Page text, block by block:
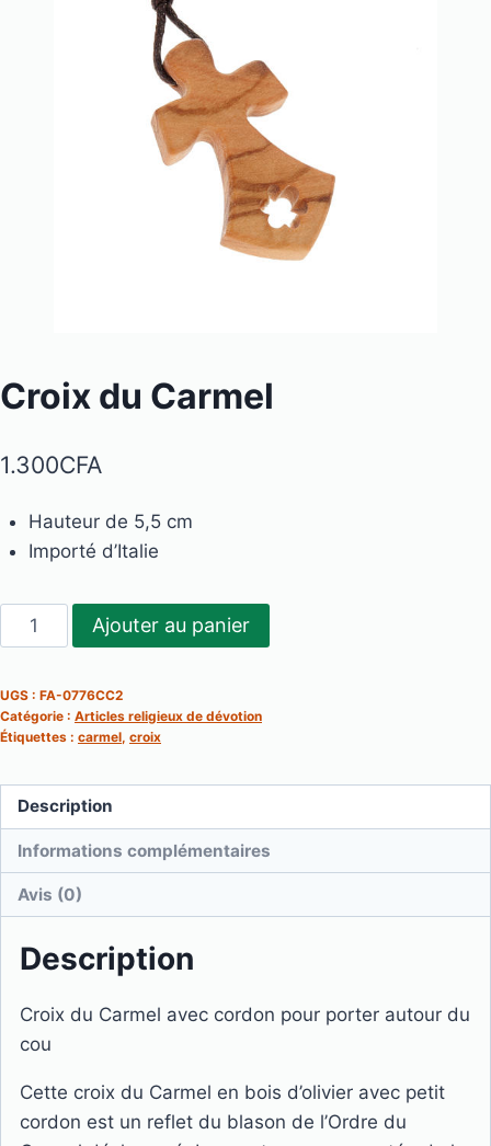
Croix du Carmel
1.300CFA
Hauteur de 5,5 cm
Importé d’Italie
quantité
de
du
Carmel
Ajouter au panier
UGS : FA-0776CC2
Catégorie : Articles religieux de dévotion
Étiquettes : carmel, croix
Description
Informations complémentaires
Avis (0)
Description
Croix du Carmel avec cordon pour porter autour du
cou
Cette croix du Carmel en bois d’olivier avec petit
cordon est un reflet du blason de l’Ordre du